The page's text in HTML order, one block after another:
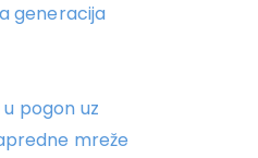
generacija
pogon uz
mreže